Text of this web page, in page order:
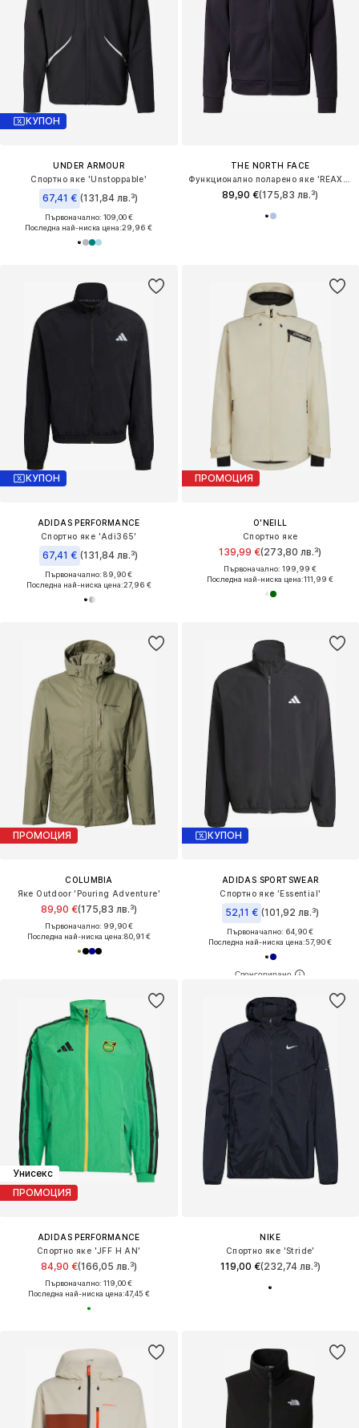
КУПОН
UNDER ARMOUR
Спортно яке 'Unstoppable'
67,41 € (131,84 лв.³)
Първоначално: 109,00 €
Последна най-ниска цена:29,96 €
THE NORTH FACE
89,90 €(175,83 лв.³)
КУПОН
ADIDAS PERFORMANCE
Спортно яке 'Adi365'
67,41 € (131,84 лв.³)
Първоначално: 89,90 €
Последна най-ниска цена:27,96 €
ПРОМОЦИЯ
O'NEILL
Спортно яке
139,99 €(273,80 лв.³)
Първоначално: 199,99 €
Последна най-ниска цена:111,99 €
ПРОМОЦИЯ
COLUMBIA
Яке Outdoor 'Pouring Adventure'
89,90 €(175,83 лв.³)
Първоначално: 99,90 €
Последна най-ниска цена:80,91 €
КУПОН
ADIDAS SPORTSWEAR
Спортно яке 'Essential'
52,11 € (101,92 лв.³)
Първоначално: 64,90 €
Последна най-ниска цена:57,90 €
Унисекс
ПРОМОЦИЯ
ADIDAS PERFORMANCE
Спортно яке 'JFF H AN'
84,90 €(166,05 лв.³)
Първоначално: 119,00 €
Последна най-ниска цена:47,45 €
NIKE
Спортно яке 'Stride'
119,00 €(232,74 лв.³)